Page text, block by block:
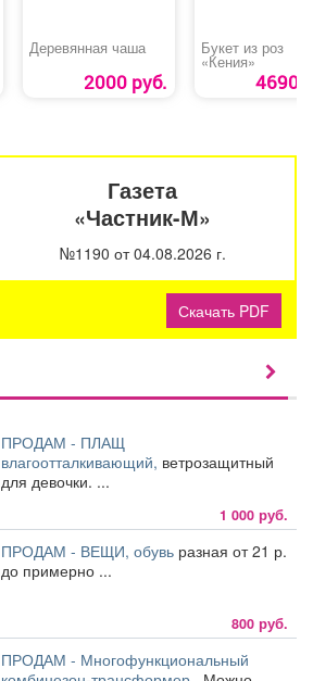
Деревянная чаша
2000 руб.
Букет из роз
«Кения»
4690
Газета
«Частник-М»
№1190 от 04.08.2026 г.
Скачать PDF
ПРОДАМ - ПЛАЩ
влагоотталкивающий, ветрозащитный
для девочки. ...
1 000 руб.
ПРОДАМ - ВЕЩИ, обувь разная от 21 р.
до примерно ...
800 руб.
ПРОДАМ - Многофункциональный